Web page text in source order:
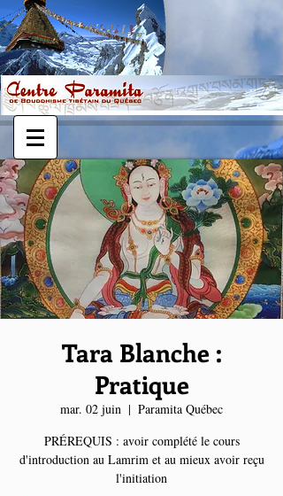
Tara Blanche :
Pratique
mar. 02 juin
  |
Paramita Québec
PRÉREQUIS : avoir complété le cours
d'introduction au Lamrim et au mieux avoir reçu
l'initiation